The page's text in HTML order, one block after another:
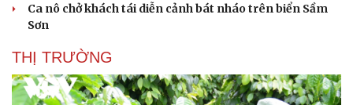
Ca nô chở khách tái diễn cảnh bát nháo trên biển Sầm
Sơn
THỊ TRƯỜNG